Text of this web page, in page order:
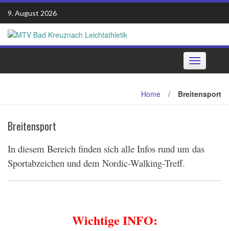
Skip
content
9. August 2026
Toggle
navigation
Home / Breitensport
Breitensport
In diesem Bereich finden sich alle Infos rund um das
Sportabzeichen und dem Nordic-Walking-Treff.
Wichtige INFO: